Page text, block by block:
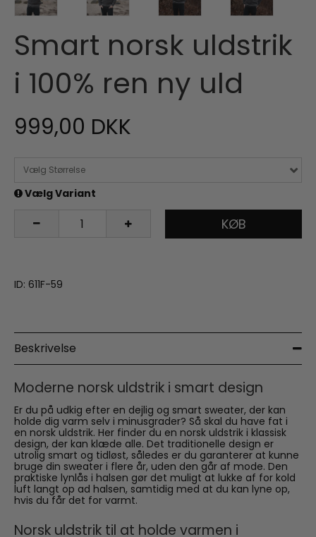
Smart norsk uldstrik
i 100% ren ny uld
999,00 DKK
Vælg Størrelse
Vælg Variant
KØB
ID: 611F-59
Beskrivelse
Moderne norsk uldstrik i smart design
Er du på udkig efter en dejlig og smart sweater, der kan
holde dig varm selv i minusgrader? Så skal du have fat i
en norsk uldstrik. Her finder du en norsk uldstrik i klassisk
design, der kan klæde alle. Det traditionelle design er
utrolig smart og tidløst, således er du garanterer at kunne
bruge din sweater i flere år, uden den går af mode. Den
praktiske lynlås i halsen gør det muligt at lukke af for kold
luft langt op ad halsen, samtidig med at du kan lyne op,
hvis du får det for varmt.
Norsk uldstrik til at holde varmen i